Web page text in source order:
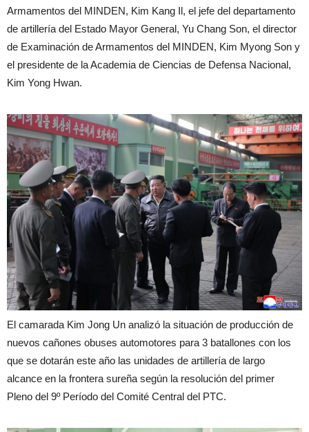
Armamentos del MINDEN, Kim Kang Il, el jefe del departamento
de artillería del Estado Mayor General, Yu Chang Son, el director
de Examinación de Armamentos del MINDEN, Kim Myong Son y
el presidente de la Academia de Ciencias de Defensa Nacional,
Kim Yong Hwan.
El camarada Kim Jong Un analizó la situación de producción de
nuevos cañones obuses automotores para 3 batallones con los
que se dotarán este año las unidades de artillería de largo
alcance en la frontera sureña según la resolución del primer
Pleno del 9º Período del Comité Central del PTC.